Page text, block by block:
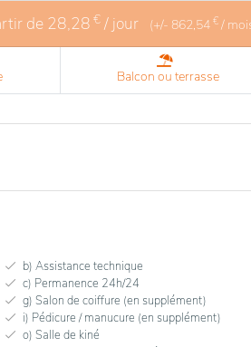
de 28,28 € / jour (+/- 862,54 € /
Balcon ou terrasse
b) Assistance technique
c) Permanence 24h/24
g) Salon de coiffure (en supplément)
i) Pédicure / manucure (en supplément)
o) Salle de kiné